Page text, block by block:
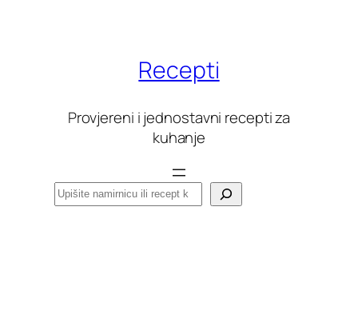
Recepti
Provjereni i jednostavni recepti za
kuhanje
Pretraga